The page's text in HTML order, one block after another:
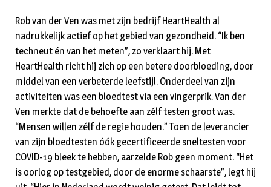
Rob van der Ven was met zijn bedrijf HeartHealth al
nadrukkelijk actief op het gebied van gezondheid. “Ik ben
techneut én van het meten”, zo verklaart hij. Met
HeartHealth richt hij zich op een betere doorbloeding, door
middel van een verbeterde leefstijl. Onderdeel van zijn
activiteiten was een bloedtest via een vingerprik. Van der
Ven merkte dat de behoefte aan zélf testen groot was.
“Mensen willen zélf de regie houden.” Toen de leverancier
van zijn bloedtesten óók gecertificeerde sneltesten voor
COVID-19 bleek te hebben, aarzelde Rob geen moment. “Het
is oorlog op testgebied, door de enorme schaarste”, legt hij